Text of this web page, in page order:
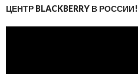
ЦЕНТР BLACKBERRY В РОССИИ!